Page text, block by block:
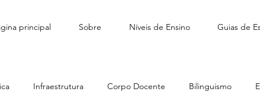
principal Sobre Níveis de Ensino Guias de
Infraestrutura Corpo Docente Bilinguismo